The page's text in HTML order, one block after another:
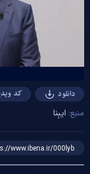
دانلود کد
منبع: ایبِنا